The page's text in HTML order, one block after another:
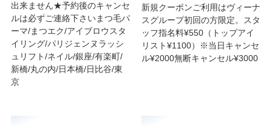
出来ません★予約後のキャンセ
ルは必ずご連絡下さいまつ毛パ
ーマ/まつエク/アイブロウスタ
イリング/パリジェンヌラッシ
ュリフト/ネイル/銀座/有楽町/
新橋/丸の内/日本橋/日比谷/東
京
新規クーポンご利用はヴィーナ
スグループ初回の方限定。スタ
ッフ指名料¥550（トップアイ
リスト¥1100）※当日キャンセ
ル¥2000無断キャンセル¥3000